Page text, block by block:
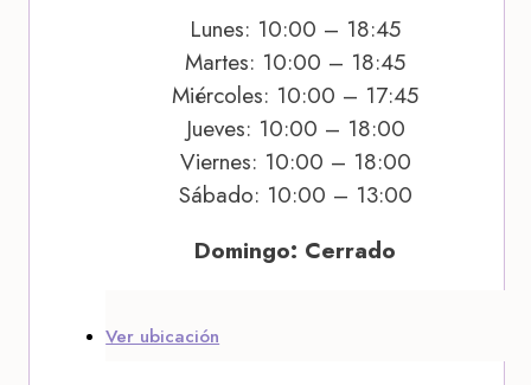
Lunes: 10:00 – 18:45
Martes: 10:00 – 18:45
Miércoles: 10:00 – 17:45
Jueves: 10:00 – 18:00
Viernes: 10:00 – 18:00
Sábado: 10:00 – 13:00
Domingo: Cerrado
Ver ubicación